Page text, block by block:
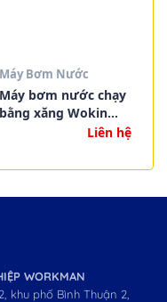
Máy Bơm Nước
Máy bơm nước chạy
bằng xăng Wokin
Liên hệ
WORKMAN
khu phố Bình Thuận 2,